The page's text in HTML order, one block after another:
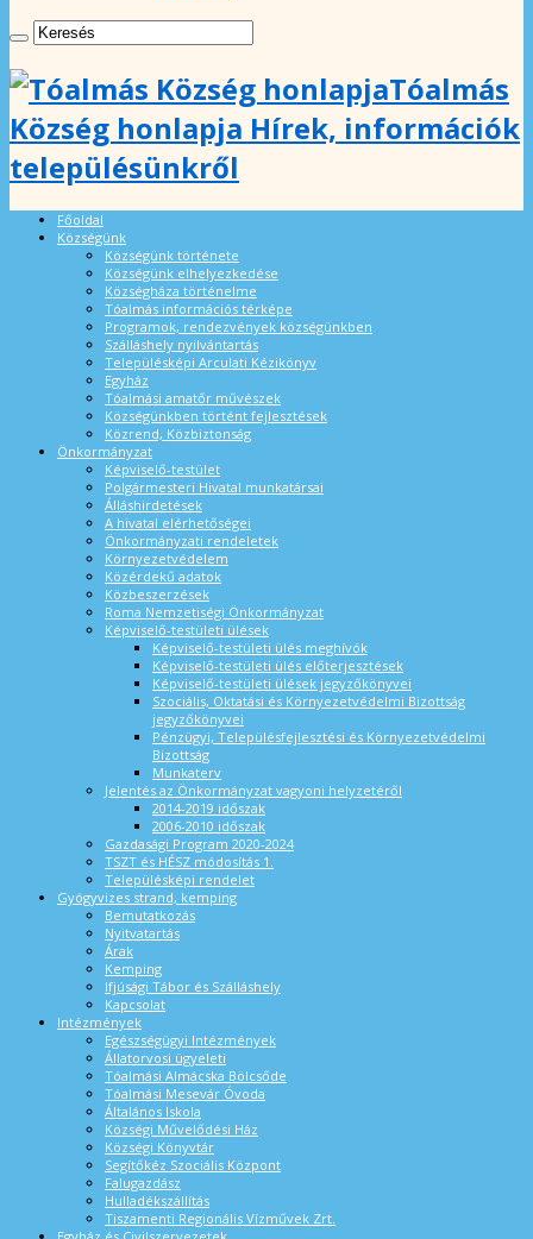
Tóalmás
Község honlapja Hírek, információk
településünkről
Főoldal
Községünk
Községünk története
Községünk elhelyezkedése
Községháza történelme
Tóalmás információs térképe
Programok, rendezvények községünkben
Szálláshely nyilvántartás
Településképi Arculati Kézikönyv
Egyház
Tóalmási amatőr művészek
Községünkben történt fejlesztések
Közrend, Közbiztonság
Önkormányzat
Képviselő-testület
Polgármesteri Hivatal munkatársai
Álláshirdetések
A hivatal elérhetőségei
Önkormányzati rendeletek
Környezetvédelem
Közérdekű adatok
Közbeszerzések
Roma Nemzetiségi Önkormányzat
Képviselő-testületi ülések
Képviselő-testületi ülés meghívók
Képviselő-testületi ülés előterjesztések
Képviselő-testületi ülések jegyzőkönyvei
Szociális, Oktatási és Környezetvédelmi Bizottság
jegyzőkönyvei
Pénzügyi, Településfejlesztési és Környezetvédelmi
Bizottság
Munkaterv
Jelentés az Önkormányzat vagyoni helyzetéről
2014-2019 időszak
2006-2010 időszak
Gazdasági Program 2020-2024
TSZT és HÉSZ módosítás 1.
Településképi rendelet
Gyógyvizes strand, kemping
Bemutatkozás
Nyitvatartás
Árak
Kemping
Ifjúsági Tábor és Szálláshely
Kapcsolat
Intézmények
Egészségügyi Intézmények
Állatorvosi ügyeleti
Tóalmási Almácska Bölcsőde
Tóalmási Mesevár Óvoda
Általános Iskola
Községi Művelődési Ház
Községi Könyvtár
Segítőkéz Szociális Központ
Falugazdász
Hulladékszállítás
Tiszamenti Regionális Vízművek Zrt.